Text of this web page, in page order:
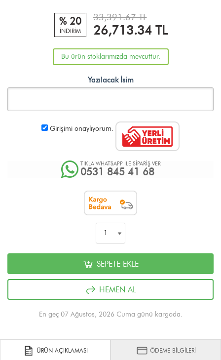
% 20
İNDİRİM
33,391.67 TL
26,713.34TL
Bu ürün stoklarımızda mevcuttur.
Yazılacak İsim
Girişimi onaylıyorum.
TIKLA WHATSAPP İLE SİPARİŞ VER
0531 845 41 68
SEPETE EKLE
HEMEN AL
En geç 07 Ağustos, 2026 Cuma günü kargoda.
ÜRÜN AÇIKLAMASI ÖDEME BİLGİLERİ